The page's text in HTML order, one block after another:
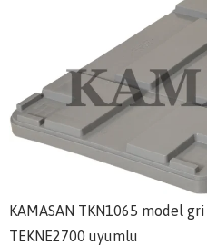
KAMASAN TKN1065 model
TEKNE2700 uyumlu